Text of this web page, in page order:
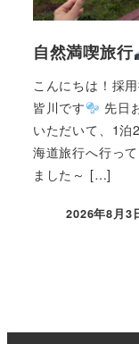
自然満喫旅行
こんにちは！採
皆川です
先日
いただいて、1泊
海道旅行へ行っ
ました～ […]
2026年8月3